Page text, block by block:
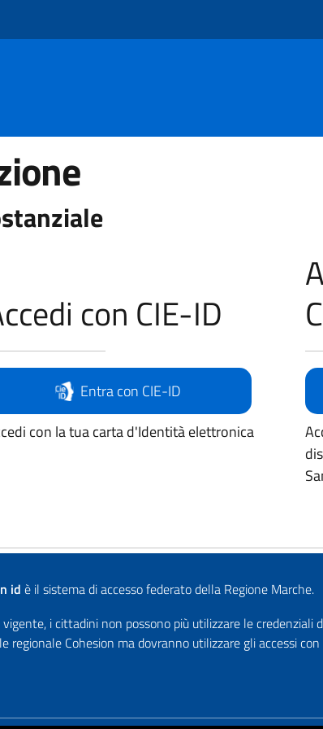
con CIE-ID
Entra con CIE-ID
con la tua carta d'Identità elettronica
id è il sistema di accesso federato della Regione Marche.
i cittadini non possono più utilizzare le credenziali
regionale Cohesion ma dovranno utilizzare gli accessi con